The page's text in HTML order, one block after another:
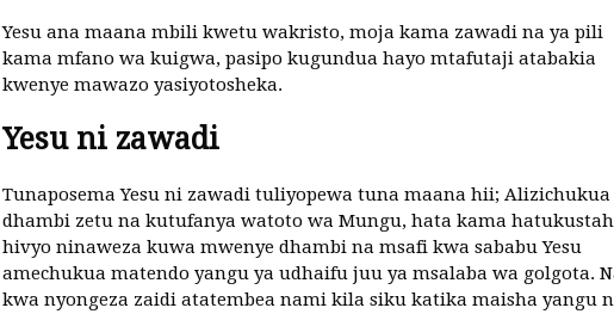
Yesu ana maana mbili kwetu wakristo, moja kama zawadi na ya pili
kama mfano wa kuigwa, pasipo kugundua hayo mtafutaji atabakia
kwenye mawazo yasiyotosheka.
Yesu ni zawadi
Tunaposema Yesu ni zawadi tuliyopewa tuna maana hii; Alizichukua
dhambi zetu na kutufanya watoto wa Mungu, hata kama
hivyo ninaweza kuwa mwenye dhambi na msafi kwa sababu Yesu
amechukua matendo yangu ya udhaifu juu ya msalaba wa golgota.
kwa nyongeza zaidi atatembea nami kila siku katika maisha yangu